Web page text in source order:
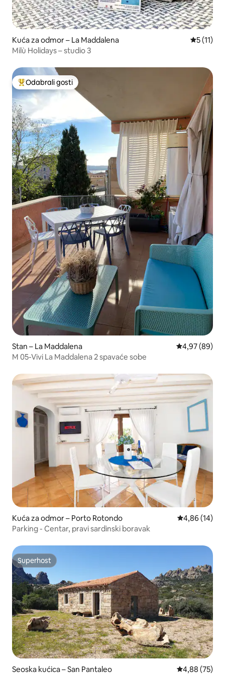
Kuća za odmor – La Maddalena
5 (11)
Milù Holidays – studio 3
Među najviše rangiranima s oznakom „Odabrali gosti”
Odabrali gosti
Stan – La Maddalena Prosječna
4,97 (89)
M 05-Vivi La Maddalena 2 spavaće sobe
Kuća za odmor – Porto Rotondo Prosječna
4,86 (14)
Parking - Centar, pravi sardinski boravak
Superhost
Superhost
Seoska kućica – San Pantaleo Prosječna
4,88 (75)